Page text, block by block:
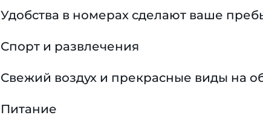
Удобства в номерах сделают ваше
Спорт и развлечения
Свежий воздух и прекрасные виды на
Питание